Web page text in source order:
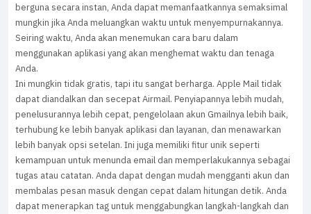
berguna secara instan, Anda dapat memanfaatkannya semaksimal
mungkin jika Anda meluangkan waktu untuk menyempurnakannya.
Seiring waktu, Anda akan menemukan cara baru dalam
menggunakan aplikasi yang akan menghemat waktu dan tenaga
Anda.
Ini mungkin tidak gratis, tapi itu sangat berharga. Apple Mail tidak
dapat diandalkan dan secepat Airmail. Penyiapannya lebih mudah,
penelusurannya lebih cepat, pengelolaan akun Gmailnya lebih baik,
terhubung ke lebih banyak aplikasi dan layanan, dan menawarkan
lebih banyak opsi setelan. Ini juga memiliki fitur unik seperti
kemampuan untuk menunda email dan memperlakukannya sebagai
tugas atau catatan. Anda dapat dengan mudah mengganti akun dan
membalas pesan masuk dengan cepat dalam hitungan detik. Anda
dapat menerapkan tag untuk menggabungkan langkah-langkah dan